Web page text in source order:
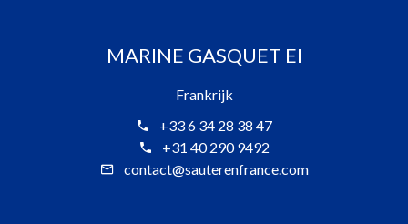
MARINE GASQUET EI
Frankrijk
+33 6 34 28 38 47
+31 40 290 9492
contact@sauterenfrance.com